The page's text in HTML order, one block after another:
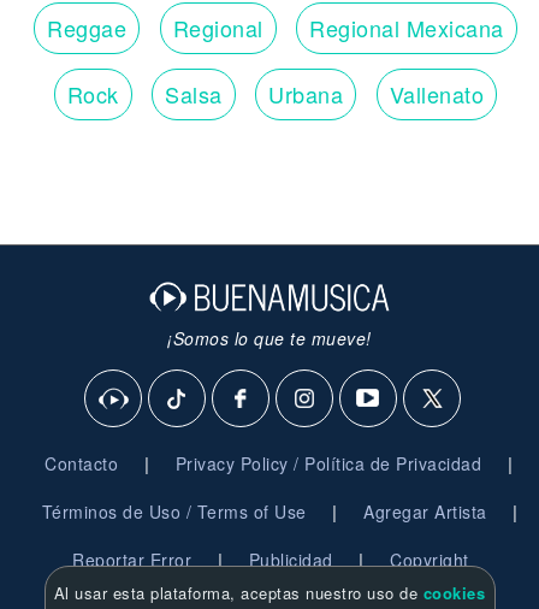
Reggae Regional Regional Mexicana
Rock Salsa Urbana Vallenato
¡Somos lo que te mueve!
Contacto | Privacy Policy / Política de Privacidad |
Términos de Uso / Terms of Use | Agregar Artista |
Reportar Error | Publicidad | Copyright
Al usar esta plataforma, aceptas nuestro uso de cookies